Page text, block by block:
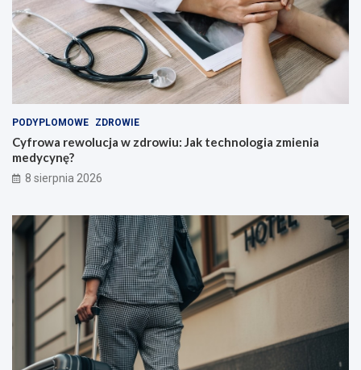
c
z
n
n
a
u
c
c
i
e
i
!
o
w
i
PODYPLOMOWE ZDROWIE
Cyfrowa rewolucja w zdrowiu: Jak technologia zmienia
medycynę?
8 sierpnia 2026